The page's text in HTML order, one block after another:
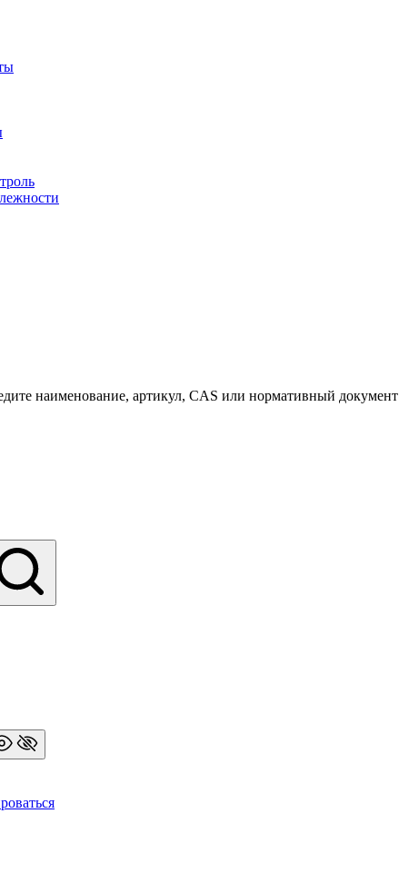
наименование, артикул, CAS или нормативный документ